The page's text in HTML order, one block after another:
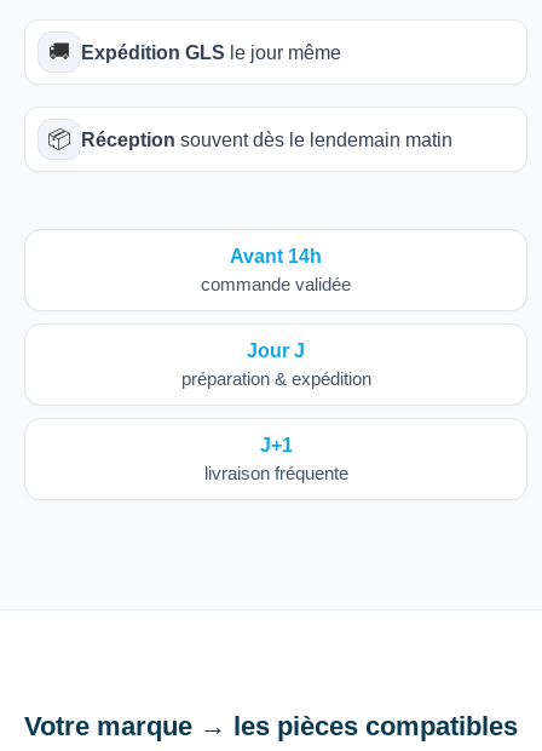
🚚 Expédition GLS le jour même
📦 Réception souvent dès le lendemain matin
Avant 14h
commande validée
Jour J
préparation & expédition
J+1
livraison fréquente
Votre marque → les pièces compatibles